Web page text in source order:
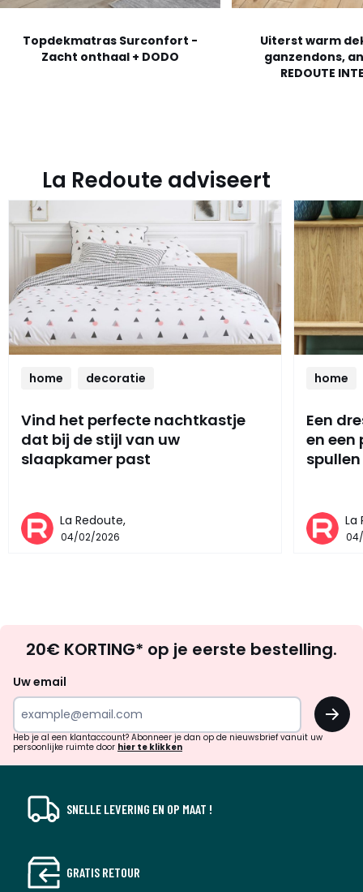
Topdekmatras Surconfort -
Zacht onthaal + DODO
Uiterst warm
ganzendons,
REDOUTE
La Redoute adviseert
home decoratie
Vind het perfecte nachtkastje
dat bij de stijl van uw
slaapkamer past
La Redoute,
04/02/2026
home
Een
en een
spullen
La
zoek
inspiratie
verrassingen?
20€ KORTING* op je eerste bestelling.
Uw email
OK
Heb je al een klantaccount? Abonneer je dan op de nieuwsbrief vanuit uw
persoonlijke ruimte door hier te klikken
SNELLE LEVERING EN OP MAAT !
GRATIS RETOUR